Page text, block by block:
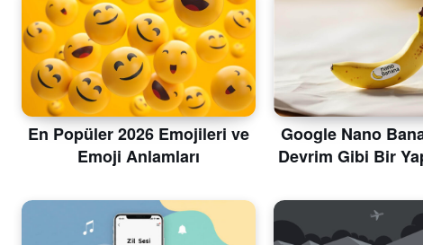
En Popüler 2026 Emojileri ve
Emoji Anlamları
Google Nano
Devrim Gibi Bir